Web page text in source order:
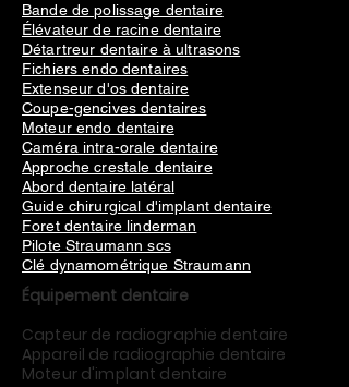
Bande de polissage dentaire
Élévateur de racine dentaire
Détartreur dentaire à ultrasons
Fichiers endo dentaires
Extenseur d'os dentaire
Coupe-gencives dentaires
Moteur endo dentaire
Caméra intra-orale dentaire
Approche crestale dentaire
Abord dentaire latéral
Guide chirurgical d'implant dentaire
Foret dentaire linderman
Pilote Straumann scs
Clé dynamométrique Straumann
Équipement dentaire
Capteur de radiographie dentaire
Appareil de radiographie dentaire
Moteur d'implant dentaire